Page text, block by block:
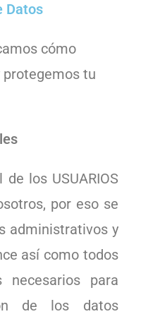
Datos
cómo
tu
los USUARIOS
por eso se
administrativos y
así como todos
necesarios para
de los datos